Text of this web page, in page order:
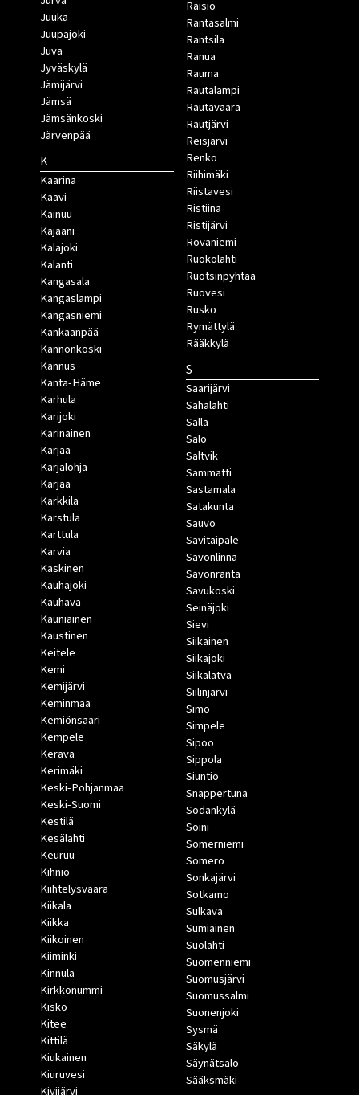
Juuka
Juupajoki
Juva
Jyväskylä
Jämijärvi
Jämsä
Jämsänkoski
Järvenpää
K
Kaarina
Kaavi
Kainuu
Kajaani
Kalajoki
Kalanti
Kangasala
Kangaslampi
Kangasniemi
Kankaanpää
Kannonkoski
Kannus
Kanta-Häme
Karhula
Karijoki
Karinainen
Karjaa
Karjalohja
Karjaa
Karkkila
Karstula
Karttula
Karvia
Kaskinen
Kauhajoki
Kauhava
Kauniainen
Kaustinen
Keitele
Kemi
Kemijärvi
Keminmaa
Kemiönsaari
Kempele
Kerava
Kerimäki
Keski-Pohjanmaa
Keski-Suomi
Kestilä
Kesälahti
Keuruu
Kihniö
Kiihtelysvaara
Kiikala
Kiikka
Kiikoinen
Kiiminki
Kinnula
Kirkkonummi
Kisko
Kitee
Kittilä
Kiukainen
Kiuruvesi
Kivijärvi
Raisio
Rantasalmi
Rantsila
Ranua
Rauma
Rautalampi
Rautavaara
Rautjärvi
Reisjärvi
Renko
Riihimäki
Riistavesi
Ristiina
Ristijärvi
Rovaniemi
Ruokolahti
Ruotsinpyhtää
Ruovesi
Rusko
Rymättylä
Rääkkylä
S
Saarijärvi
Sahalahti
Salla
Salo
Saltvik
Sammatti
Sastamala
Satakunta
Sauvo
Savitaipale
Savonlinna
Savonranta
Savukoski
Seinäjoki
Sievi
Siikainen
Siikajoki
Siikalatva
Siilinjärvi
Simo
Simpele
Sipoo
Sippola
Siuntio
Snappertuna
Sodankylä
Soini
Somerniemi
Somero
Sonkajärvi
Sotkamo
Sulkava
Sumiainen
Suolahti
Suomenniemi
Suomusjärvi
Suomussalmi
Suonenjoki
Sysmä
Säkylä
Säynätsalo
Sääksmäki